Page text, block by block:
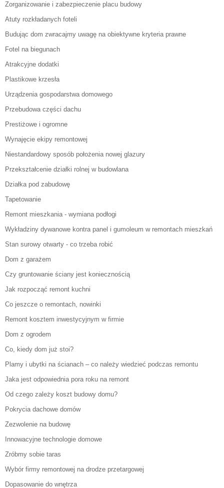
Zorganizowanie i zabezpieczenie placu budowy
Atuty rozkładanych foteli
Budując dom zwracajmy uwagę na obiektywne kryteria prawne
Fotel na biegunach
Atrakcyjne dodatki
Plastikowe krzesła
Urządzenia gospodarstwa domowego
Przebudowa części dachu
Prestiżowe i ogromne
Wynajęcie ekipy remontowej
Niestandardowy sposób położenia nowej glazury
Przekształcenie działki rolnej w budowlana
Działka pod zabudowę
Tapetowanie
Remont mieszkania - wymiana podłogi
Wykładziny dywanowe kontra panel i gumoleum w remontach mieszkań
Stan surowy otwarty - co trzeba robić
Dom z garażem
Czy gruntowanie ściany jest koniecznością
Jak rozpocząć remont kuchni
Co jeszcze o remontach, nowinki
Remont kosztem inwestycyjnym w firmie
Dom z ogrodem
Co, kiedy dom już stoi?
Plamy i ubytki na ścianach – co należy wiedzieć podczas remontu
Jaka jest odpowiednia pora roku na remont
Od czego zależy koszt budowy domu?
Pokrycia dachowe domów
Zezwolenie na budowę
Innowacyjne technologie domowe
Zróbmy sobie taras
Wybór firmy remontowej na drodze przetargowej
Dopasowanie do wnętrza